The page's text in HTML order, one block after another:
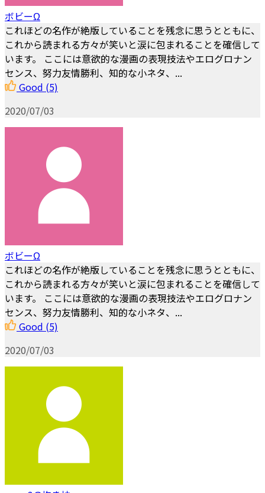
ボビーΩ
これほどの名作が絶版していることを残念に思うとともに、
これから読まれる方々が笑いと涙に包まれることを確信して
います。 ここには意欲的な漫画の表現技法やエログロナン
センス、努力友情勝利、知的な小ネタ、...
Good (5)
2020/07/03
ボビーΩ
これほどの名作が絶版していることを残念に思うとともに、
これから読まれる方々が笑いと涙に包まれることを確信して
います。 ここには意欲的な漫画の表現技法やエログロナン
センス、努力友情勝利、知的な小ネタ、...
Good (5)
2020/07/03